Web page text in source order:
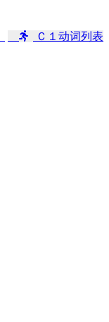
Ｃ１动词列表